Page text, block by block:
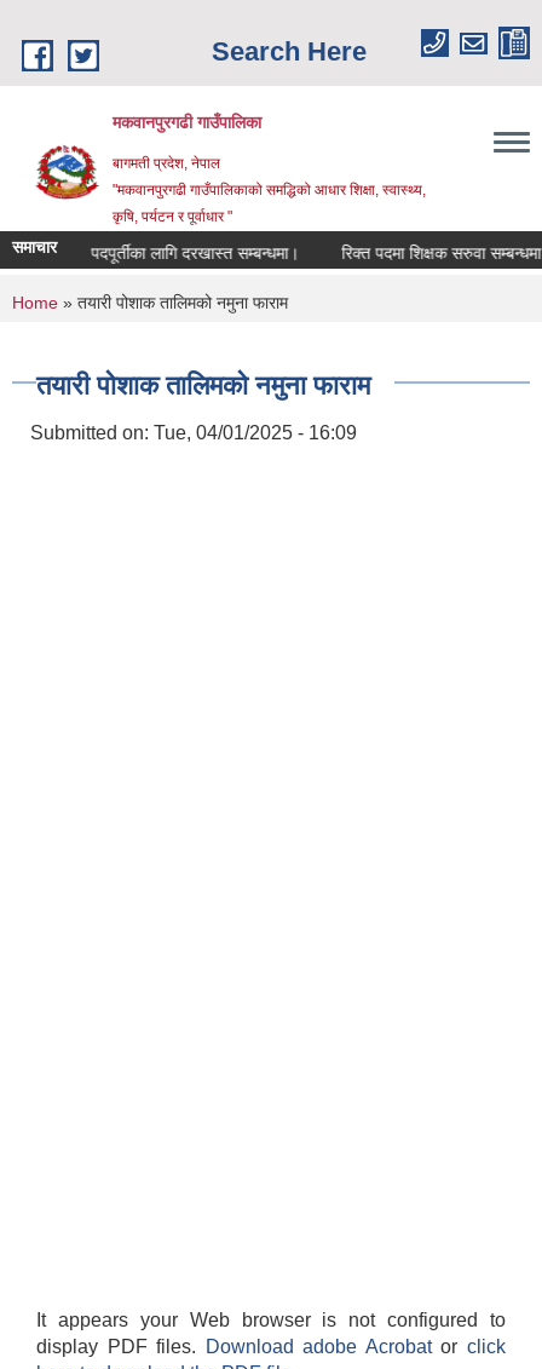
Search Here
मकवानपुरगढी गाउँपालिका
बागमती प्रदेश, नेपाल
"मकवानपुरगढी गाउँपालिकाको समद्धिको आधार शिक्षा, स्‍वास्‍थ्‍य,
कृषि, पर्यटन र पूर्वाधार "
समाचारपदपूर्तीका लागि दरखास्त सम्बन्धमा। रिक्त पदमा शिक्षक सरुवा सम्बन्धमा।
You are here
Home » तयारी पोशाक तालिमको नमुना फाराम
तयारी पोशाक तालिमको नमुना फाराम
Submitted on: Tue, 04/01/2025 - 16:09
It appears your Web browser is not configured to
display PDF files.
Download adobe Acrobatorclick